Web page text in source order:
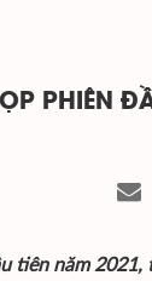
PHIÊN
tiên năm 2021,